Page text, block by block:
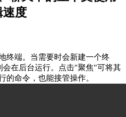
速度
终端。当需要时会新建一个终
在后台运行。点击"聚焦"可将其
的命令，也能接管操作。